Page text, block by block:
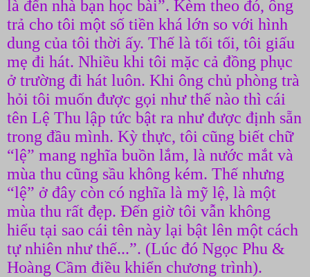
là đến nhà bạn học bài”. Kèm theo đó, ông
trả cho tôi một số tiền khá lớn so với hình
dung của tôi thời ấy. Thế là tối tối, tôi giấu
mẹ đi hát. Nhiều khi tôi mặc cả đồng phục
ở trường đi hát luôn. Khi ông chủ phòng trà
hỏi tôi muốn được gọi như thế nào thì cái
tên Lệ Thu lập tức bật ra như được định sẵn
trong đầu mình. Kỳ thực, tôi cũng biết chữ
“lệ” mang nghĩa buồn lắm, là nước mắt và
mùa thu cũng sầu không kém. Thế nhưng
“lệ” ở đây còn có nghĩa là mỹ lệ, là một
mùa thu rất đẹp. Đến giờ tôi vẫn không
hiểu tại sao cái tên này lại bật lên một cách
tự nhiên như thế...”. (Lúc đó Ngọc Phu &
Hoàng Cầm điều khiển chương trình).